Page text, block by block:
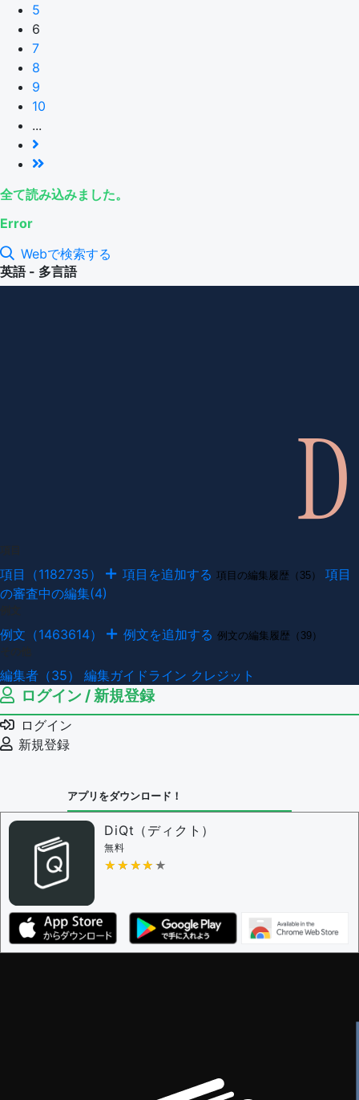
5
6
7
8
9
10
...
全て読み込みました。
Error
Webで検索する
英語 - 多言語
項目（1182735） 項目を追加する 項目の編集履歴（35）
項目
の審査中の編集(4)
例文（1463614） 例文を追加する 例文の編集履歴（39）
編集者（35） 編集ガイドライン クレジット
ログイン / 新規登録
ログイン
新規登録
アプリをダウンロード！
DiQt（ディクト）
無料
★★★★★
★★★★★